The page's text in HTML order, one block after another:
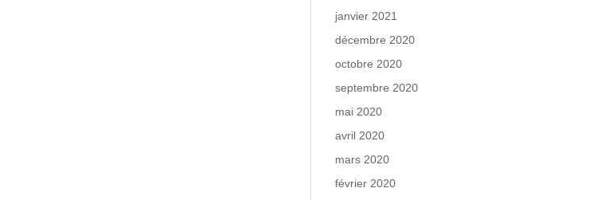
janvier 2021
décembre 2020
octobre 2020
septembre 2020
mai 2020
avril 2020
mars 2020
février 2020